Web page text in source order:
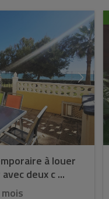
à louer
deux c ...